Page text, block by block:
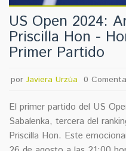
US Open 2024:
Priscilla Hon -
Primer Partido
por Javiera Urzúa 0
El primer partido del US
Sabalenka, tercera del
Priscilla Hon. Este